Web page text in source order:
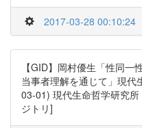
2017-03-28 00:10:24
【GID】岡村優生「性同
当事者理解を通じて」現代
03-01) 現代生命哲学研究
ジトリ]